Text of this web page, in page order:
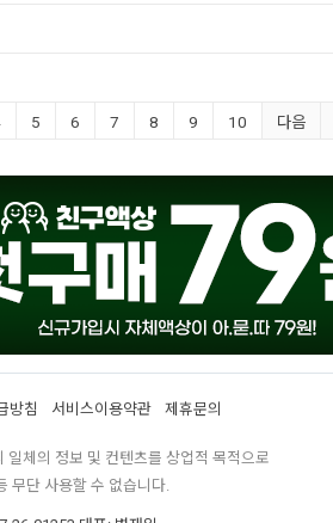
5 6 7 8 9 10 다음
방침 서비스이용약관 제휴문의
체의 정보 및 컨텐츠를 상업적 목적으로
무단 사용할 수 없습니다.